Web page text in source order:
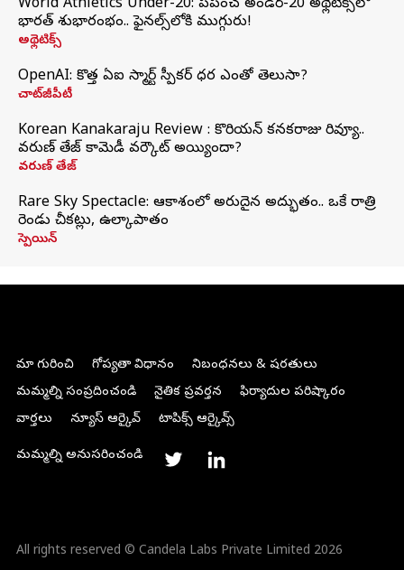
World Athletics Under-20: ప్రపంచ అండర్-20 అథ్లెటిక్స్‌లో
భారత్‌ శుభారంభం.. ఫైనల్స్‌లోకి ముగ్గురు!
అథ్లెటిక్స్
OpenAI: కొత్త ఏఐ స్మార్ట్ స్పీకర్ ధర ఎంతో తెలుసా?
చాట్‌జీపీటీ
Korean Kanakaraju Review : కొరియన్ కనకరాజు రివ్యూ..
వరుణ్ తేజ్ కామెడీ వర్కౌట్ అయ్యిందా?
వరుణ్ తేజ్
Rare Sky Spectacle: ఆకాశంలో అరుదైన అద్భుతం.. ఒకే రాత్రి
రెండు చీకట్లు, ఉల్కాపాతం
స్పెయిన్
మా గురించి గోప్యతా విధానం
నిబంధనలు & షరతులు
మమ్మల్ని సంప్రదించండి
నైతిక ప్రవర్తన
ఫిర్యాదుల పరిష్కారం
వార్తలు
న్యూస్ ఆర్కైవ్ టాపిక్స్ ఆర్కైవ్స్
మమ్మల్ని అనుసరించండి
All rights reserved © Candela Labs Private Limited 2026